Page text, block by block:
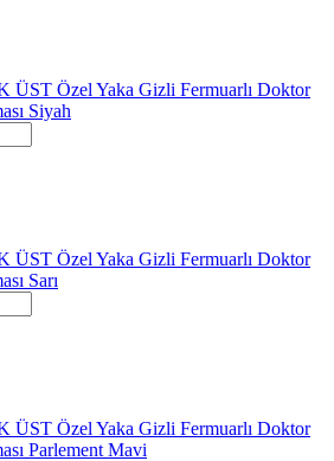
Özel Yaka Gizli Fermuarlı Doktor
Siyah
Özel Yaka Gizli Fermuarlı Doktor
Sarı
Özel Yaka Gizli Fermuarlı Doktor
Parlement Mavi